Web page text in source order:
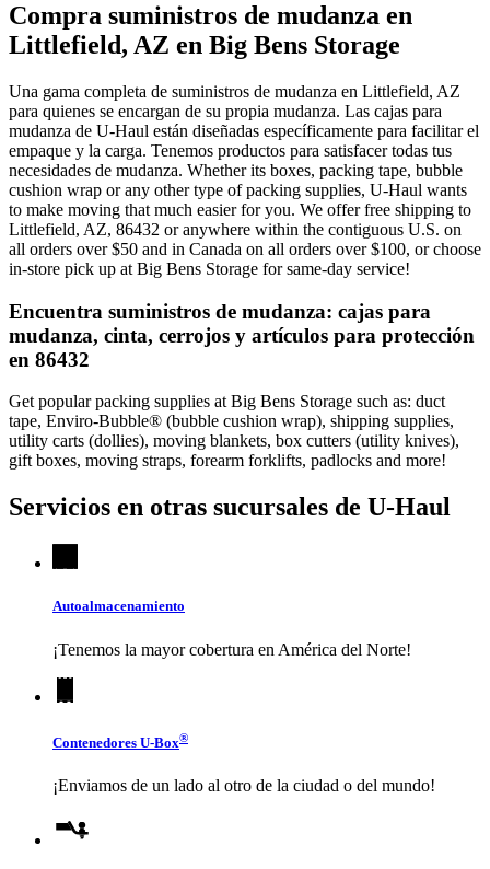
Compra suministros de mudanza en
Littlefield, AZ en Big Bens Storage
Una gama completa de suministros de mudanza en Littlefield, AZ
para quienes se encargan de su propia mudanza. Las cajas para
mudanza de U-Haul están diseñadas específicamente para facilitar el
empaque y la carga. Tenemos productos para satisfacer todas tus
necesidades de mudanza. Whether its boxes, packing tape, bubble
cushion wrap or any other type of packing supplies, U-Haul wants
to make moving that much easier for you. We offer free shipping to
Littlefield, AZ, 86432 or anywhere within the contiguous U.S. on
all orders over $50 and in Canada on all orders over $100, or choose
in-store pick up at Big Bens Storage for same-day service!
Encuentra suministros de mudanza: cajas para
mudanza, cinta, cerrojos y artículos para protección
en 86432
Get popular packing supplies at Big Bens Storage such as: duct
tape, Enviro-Bubble® (bubble cushion wrap), shipping supplies,
utility carts (dollies), moving blankets, box cutters (utility knives),
gift boxes, moving straps, forearm forklifts, padlocks and more!
Servicios en otras sucursales de U-Haul
Autoalmacenamiento
¡Tenemos la mayor cobertura en América del Norte!
Contenedores U-Box®
¡Enviamos de un lado al otro de la ciudad o del mundo!